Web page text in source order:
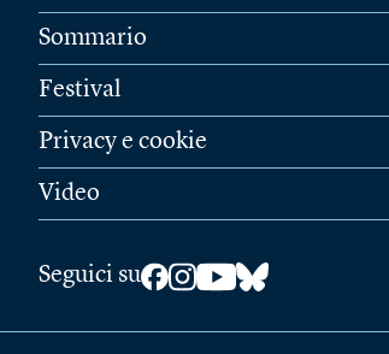
Sommario
Festival
Privacy e cookie
Video
Seguici su